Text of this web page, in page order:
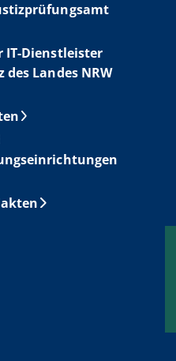
IT-Dienstleister
des Landes NRW